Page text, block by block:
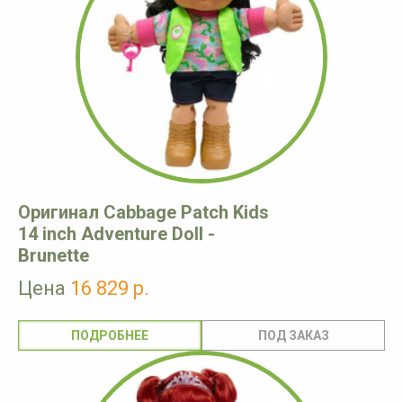
Оригинал Cabbage Patch Kids
14 inch Adventure Doll -
Brunette
Цена 16 829 р.
ПОДРОБНЕЕ